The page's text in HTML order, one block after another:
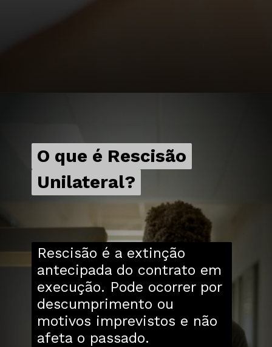
O que é Rescisão
Unilateral?
O que é Rescisão
Unilateral?
Rescisão é a extinção
antecipada do contrato em
execução. Pode ocorrer por
descumprimento ou
motivos imprevistos e não
afeta o passado.